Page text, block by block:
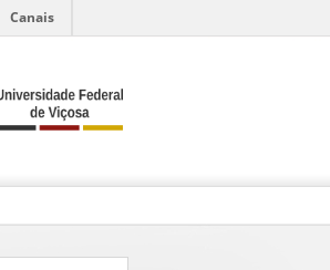
Canais